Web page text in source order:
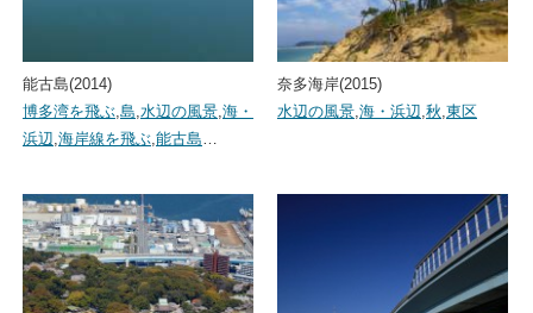
能古島(2014)
博多湾を飛ぶ,島,水辺の風景,海・
浜辺,海岸線を飛ぶ,能古島…
奈多海岸(2015)
水辺の風景,海・浜辺,秋,東区